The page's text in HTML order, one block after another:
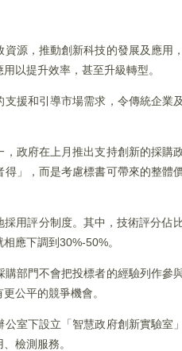
源，推動創新科技的發展及應
以提升效率，甚至升級轉型。
援和引導市場需求，令傳統企
政府在上月推出支持創新的採
」，而是考慮標書可帶來的整
用評分制度。其中，技術評分佔
應下調到30%-50%。
部門不會把投標者的經驗列作
公平的競爭機會。
室下設立「智慧政府創新實驗室
檢測服務。